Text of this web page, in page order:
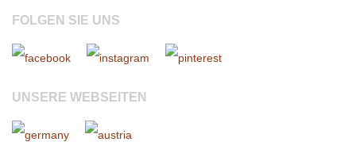
FOLGEN SIE UNS
UNSERE WEBSEITEN